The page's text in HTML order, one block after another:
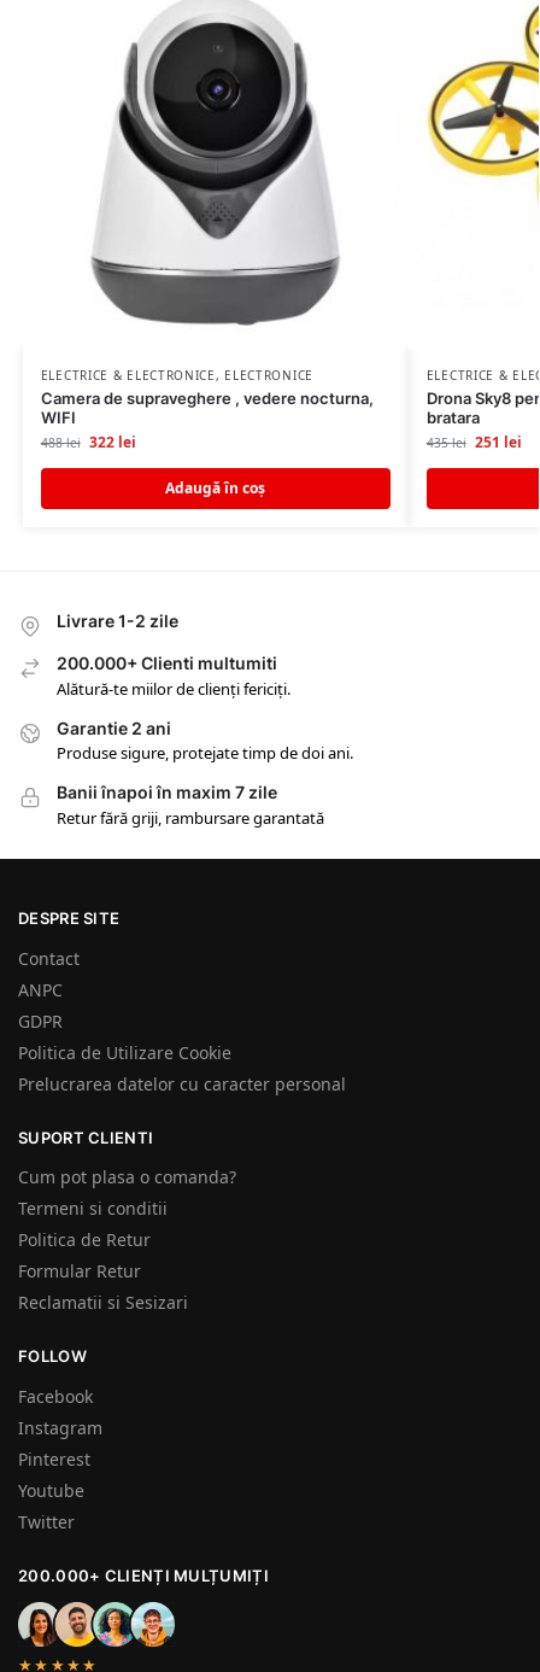
ELECTRICE & ELECTRONICE, ELECTRONICE
Camera de supraveghere , vedere nocturna,
WIFI
488lei 322 lei
Adaugă în coș
ELECTRICE &
Drona Sky8
bratara
435lei 251 lei
Livrare 1-2 zile
200.000+ Clienti multumiti
Alătură-te miilor de clienți fericiți.
Garantie 2 ani
Produse sigure, protejate timp de doi ani.
Banii înapoi în maxim 7 zile
Retur fără griji, rambursare garantată
DESPRE SITE
Contact
ANPC
GDPR
Politica de Utilizare Cookie
Prelucrarea datelor cu caracter personal
SUPORT CLIENTI
Cum pot plasa o comanda?
Termeni si conditii
Politica de Retur
Formular Retur
Reclamatii si Sesizari
FOLLOW
Facebook
Instagram
Pinterest
Youtube
Twitter
200.000+ CLIENȚI MULȚUMIȚI
★★★★★